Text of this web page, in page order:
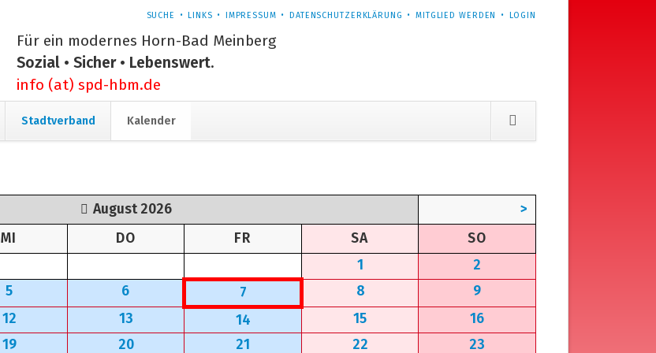
NAVIGATION
SUCHE LINKS IMPRESSUM DATENSCHUTZERKLÄRUNG MITGLIED WERDEN LOGIN
Für ein modernes Horn-Bad Meinberg
Sozial • Sicher • Lebenswert.
info (at) spd-hbm.de
Stadtverband Kalender
August 2026
>
MI DO FR SA SO
1
2
5 6 7 8
9
12 13 14 15
16
19 20 21 22
23